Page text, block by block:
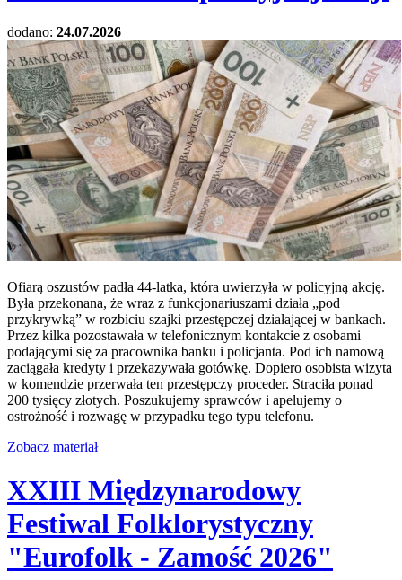
dodano: 24.07.2026
Ofiarą oszustów padła 44-latka, która uwierzyła w policyjną akcję.
Była przekonana, że wraz z funkcjonariuszami działa „pod
przykrywką” w rozbiciu szajki przestępczej działającej w bankach.
Przez kilka pozostawała w telefonicznym kontakcie z osobami
podającymi się za pracownika banku i policjanta. Pod ich namową
zaciągała kredyty i przekazywała gotówkę. Dopiero osobista wizyta
w komendzie przerwała ten przestępczy proceder. Straciła ponad
200 tysięcy złotych. Poszukujemy sprawców i apelujemy o
ostrożność i rozwagę w przypadku tego typu telefonu.
Zobacz materiał
XXIII Międzynarodowy
Festiwal Folklorystyczny
"Eurofolk - Zamość 2026"